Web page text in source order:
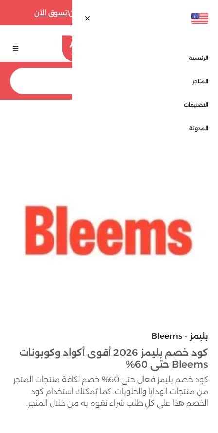
تسوق الآن
الرئيسية
المتاجر
التصنيفات
المدونة
بليمز - Bleems
كود خصم بليمز 2026 أقوى أكواد وكوبونات
Bleems حتى 60%
كود خصم بليمز فعال حتى 60% خصم لكافة منتجات المتجر
من منتجات الهدايا والحلويات، كما يُمكنك استخدام كود
الخصم هذا على كل طلب شراء تقوم به من خلال المتجر.